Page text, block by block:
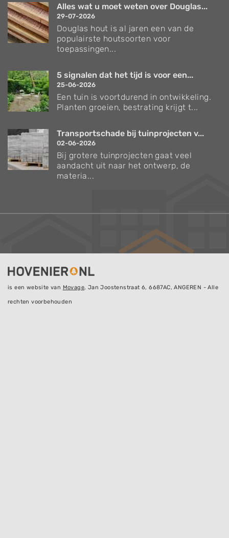
Alles wat u moet weten over Douglas...
29-07-2026
Douglas hout is al jaren een van de
populairste houtsoorten voor
toepassingen...
5 signalen dat het tijd is voor een...
25-06-2026
Een tuin is voortdurend in ontwikkeling.
Planten groeien, bestrating krijgt t...
Transportschade bij tuinprojecten v...
02-06-2026
Bij grotere tuinprojecten gaat veel
aandacht uit naar het ontwerp, de
materia...
is een website van Movage, Jan Joostenstraat 6, 6687AC, ANGEREN - Alle
rechten voorbehouden